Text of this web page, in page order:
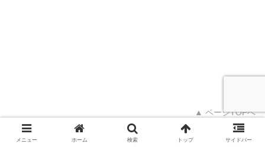
▲ ページTOPへ
メニュー ホーム 検索 トップ サイドバー